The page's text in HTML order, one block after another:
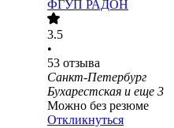
ФГУП РАДОН
3.5
•
53 отзыва
Санкт-Петербург
Бухарестская и еще 3
Можно без резюме
Откликнуться